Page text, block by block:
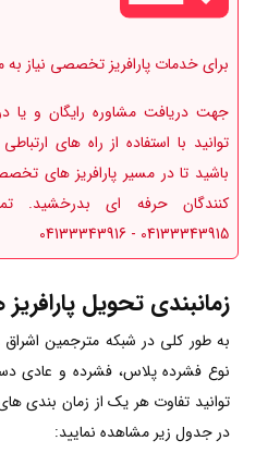
برای خدمات پارافریز تخصصی نیاز به
جهت دریافت مشاوره رایگان و یا
توانید با استفاده از راه های
باشید تا در مسیر پارافریز های
04133343915 - 04133343916
زمانبندی تحویل
به طور کلی در شبکه مترجمین اشراق
نوع فشرده پلاس، فشرده و عادی
توانید تفاوت هر یک از زمان بندی
در جدول زیر مشاهده نمایید: